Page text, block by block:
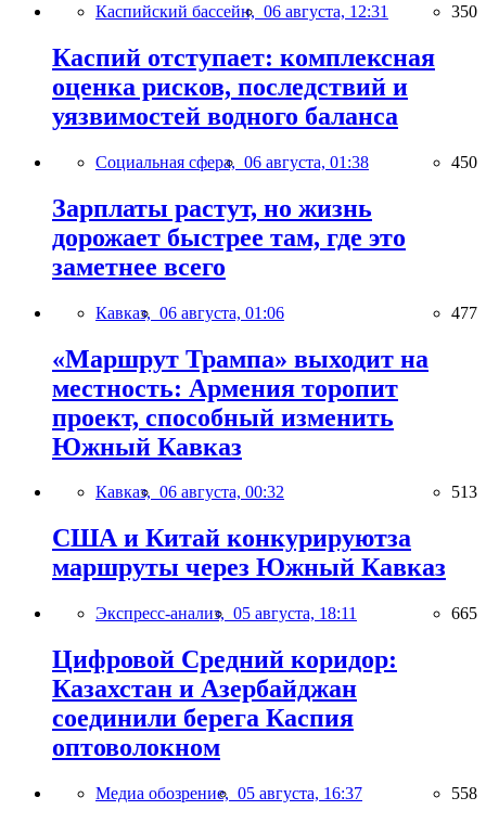
Каспийский бассейн, 06 августа, 12:31 350
Каспий отступает: комплексная
оценка рисков, последствий и
уязвимостей водного баланса
Социальная сфера, 06 августа, 01:38 450
Зарплаты растут, но жизнь
дорожает быстрее там, где это
заметнее всего
Кавказ, 06 августа, 01:06 477
«Маршрут Трампа» выходит на
местность: Армения торопит
проект, способный изменить
Южный Кавказ
Кавказ, 06 августа, 00:32 513
США и Китай конкурируютза
маршруты через Южный Кавказ
Экспресс-анализ, 05 августа, 18:11 665
Цифровой Средний коридор:
Казахстан и Азербайджан
соединили берега Каспия
оптоволокном
Медиа обозрение, 05 августа, 16:37 558